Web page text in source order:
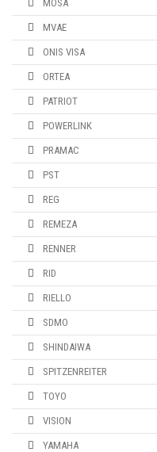
MOSA
MVAE
ONIS VISA
ORTEA
PATRIOT
POWERLINK
PRAMAC
PST
REG
REMEZA
RENNER
RID
RIELLO
SDMO
SHINDAIWA
SPITZENREITER
TOYO
VISION
YAMAHA